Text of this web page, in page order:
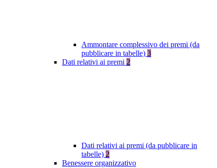
Ammontare complessivo dei premi (da
pubblicare in tabelle) 3
Dati relativi ai premi 2
Dati relativi ai premi (da pubblicare in
tabelle) 2
Benessere organizzativo